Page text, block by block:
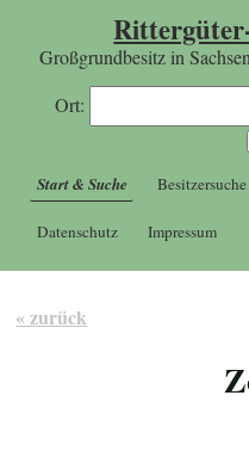
Großgrundbesitz in
Ort:
Start & Suche Besitzersuche
Datenschutz Impressum
« zurück